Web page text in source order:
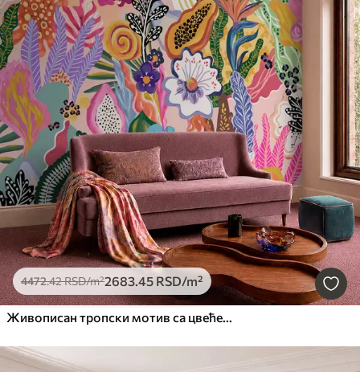
4472.42RSD/m²2683.45 RSD/m²
Живописан тропски мотив са цвећем, лишћем и шареним воћем